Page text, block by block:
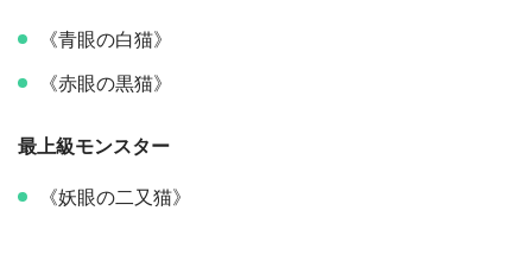
《青眼の白猫》
《赤眼の黒猫》
最上級モンスター
《妖眼の二又猫》